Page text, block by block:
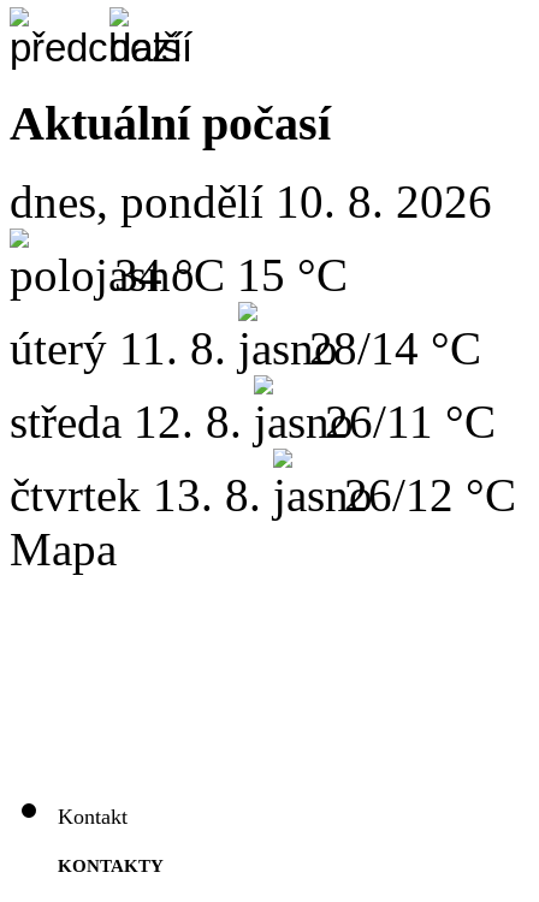
Aktuální počasí
dnes, pondělí 10. 8. 2026
34 °C 15 °C
úterý 11. 8.
28/14 °C
středa 12. 8.
26/11 °C
čtvrtek 13. 8.
26/12 °C
Mapa
Kontakt
KONTAKTY